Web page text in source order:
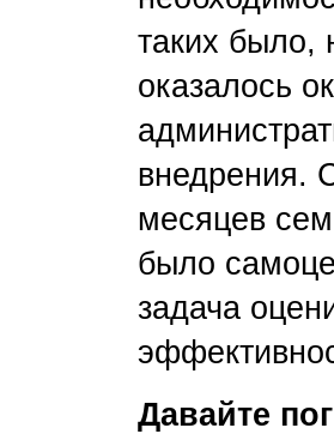
таких было,
оказалось
внедрения.
месяцев
было
задача
Давайте